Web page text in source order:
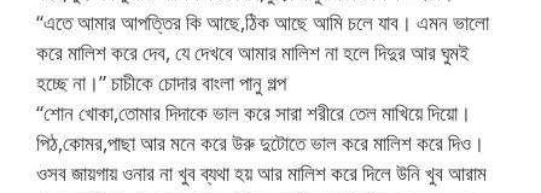
“এতে আমার আপত্তির কি আছে,ঠিক আছে আমি চলে যাব। এমন ভালো
করে মালিশ করে দেব, যে দেখবে আমার মালিশ না হলে দিদুর আর ঘুমই
হচ্ছে না।” চাচীকে চোদার বাংলা পানু গল্প
“শোন খোকা,তোমার দিদাকে ভাল করে সারা শরীরে তেল মাখিয়ে দিয়ো।
পিঠ,কোমর,পাছা আর মনে করে উরু দুটোতে ভাল করে মালিশ করে দিও।
ওসব জায়গায় ওনার না খুব ব্যথা হয় আর মালিশ করে দিলে উনি খুব আরাম